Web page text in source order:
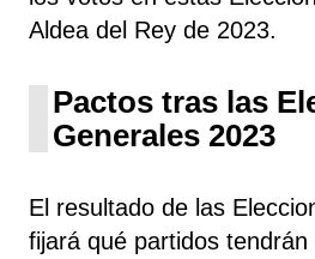
Aldea del Rey de 2023.
Pactos tras las
Generales 2023
El resultado de las
fijará qué partidos tendrán